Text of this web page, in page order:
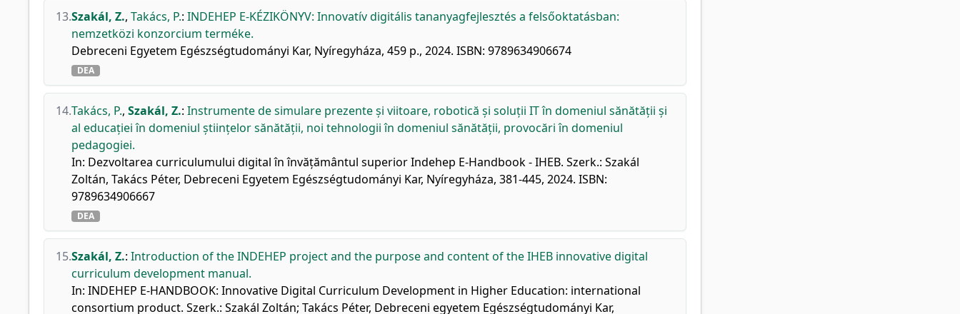
13.Szakál, Z., Takács, P.: INDEHEP E-KÉZIKÖNYV: Innovatív digitális tananyagfejlesztés a felsőoktatásban:
nemzetközi konzorcium terméke.
Debreceni Egyetem Egészségtudományi Kar, Nyíregyháza, 459 p., 2024. ISBN: 9789634906674
DEA
14.Takács, P., Szakál, Z.: Instrumente de simulare prezente și viitoare, robotică și soluții IT în domeniul sănătății și
al educației în domeniul științelor sănătății, noi tehnologii în domeniul sănătății, provocări în domeniul
pedagogiei.
In: Dezvoltarea curriculumului digital în învățământul superior Indehep E-Handbook - IHEB. Szerk.: Szakál
Zoltán, Takács Péter, Debreceni Egyetem Egészségtudományi Kar, Nyíregyháza, 381-445, 2024. ISBN:
9789634906667
DEA
15.Szakál, Z.: Introduction of the INDEHEP project and the purpose and content of the IHEB innovative digital
curriculum development manual.
In: INDEHEP E-HANDBOOK: Innovative Digital Curriculum Development in Higher Education: international
consortium product. Szerk.: Szakál Zoltán; Takács Péter, Debreceni egyetem Egészségtudományi Kar,